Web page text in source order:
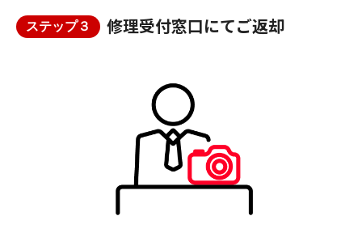
ステップ３ 修理受付窓口にてご返却